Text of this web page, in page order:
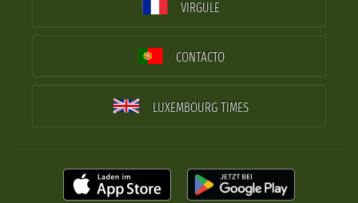
VIRGULE
CONTACTO
LUXEMBOURG TIMES